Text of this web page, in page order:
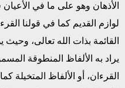
الأذهان وهو على ما في
لوازم القديم كما في قولنا
القائمة بذات الله تعالى،
يراد به الألفاظ المنطوقة
القرءان، أو الألفاظ المتخيلة